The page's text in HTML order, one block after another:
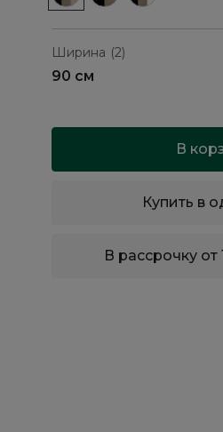
Ширина (2)
90 см
В
Купить в
В рассрочку